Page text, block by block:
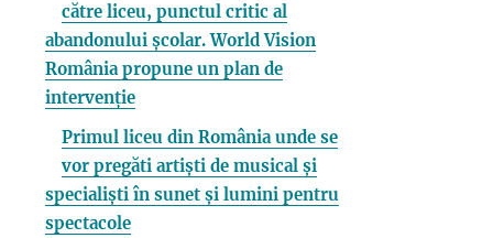
către liceu, punctul critic al
abandonului școlar. World Vision
România propune un plan de
intervenție
Primul liceu din România unde se
vor pregăti artiști de musical și
specialiști în sunet și lumini pentru
spectacole